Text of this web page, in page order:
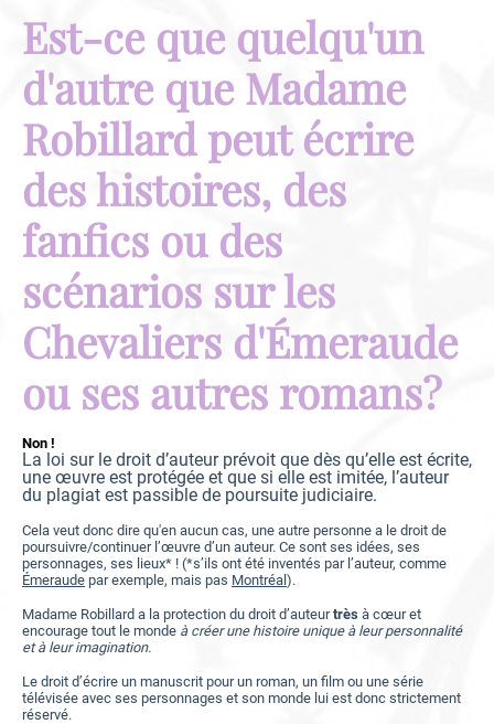
Est-ce que quelqu'un
d'autre que Madame
Robillard peut écrire
des histoires, des
fanfics ou des
scénarios sur les
Chevaliers d'Émeraude
ou ses autres romans?
Non !
La loi sur le droit d’auteur prévoit que dès qu’elle est écrite,
une œuvre est protégée et que si elle est imitée, l’auteur
du plagiat est passible de poursuite judiciaire.
Cela veut donc dire qu'en aucun cas, une autre personne a le droit de
poursuivre/continuer l’œuvre d’un auteur. Ce sont ses idées, ses
personnages, ses lieux* ! (*s’ils ont été inventés par l’auteur, comme
Émeraude par exemple, mais pas Montréal ).
Madame Robillard a la protection du droit d’auteurtrès à cœur et
encourage tout le monde à créer une histoire unique à leur personnalité
et à leur imagination.
Le droit d’écrire un manuscrit pour un roman, un film ou une série
télévisée avec ses personnages et son monde lui est donc strictement
réservé.